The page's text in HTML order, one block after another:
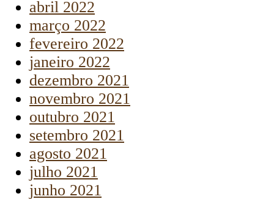
abril 2022
março 2022
fevereiro 2022
janeiro 2022
dezembro 2021
novembro 2021
outubro 2021
setembro 2021
agosto 2021
julho 2021
junho 2021